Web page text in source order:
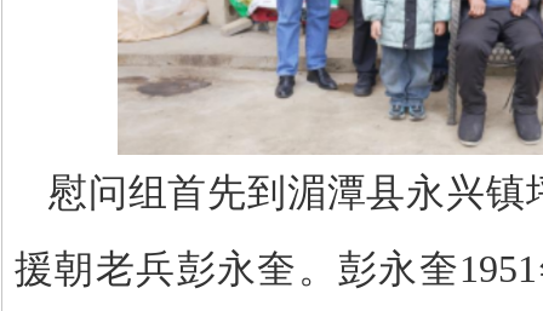
慰问组首先到湄潭县永兴镇
援朝老兵彭永奎。彭永奎